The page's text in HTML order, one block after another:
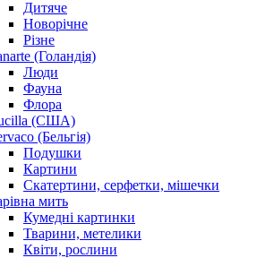
Дитяче
Новорічне
Різне
(Голандія)
Люди
Фауна
Флора
(США)
(Бельгія)
Подушки
Картини
Скатертини, серфетки, мішечки
мить
Кумедні картинки
Тварини, метелики
Квіти, рослини